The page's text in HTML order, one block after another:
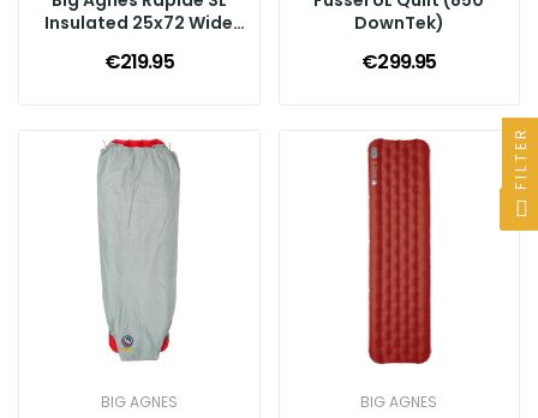
Insulated 25x72 Wide
€219.95
DownTek)
€299.95
BIG AGNES BIG AGNES
FILTER